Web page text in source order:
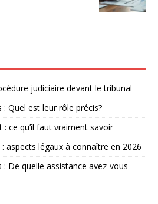
judiciaire devant le tribunal
Quel est leur rôle précis?
ce qu’il faut vraiment savoir
aspects légaux à connaître en 2026
De quelle assistance avez-vous